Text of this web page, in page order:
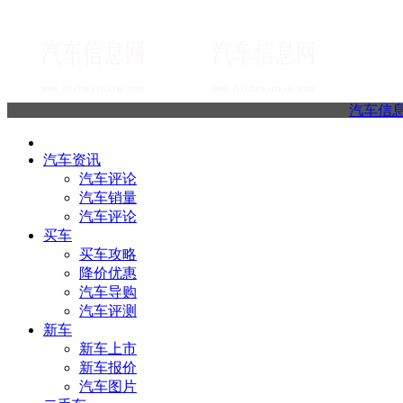
汽车信
汽车资讯
汽车评论
汽车销量
汽车评论
买车
买车攻略
降价优惠
汽车导购
汽车评测
新车
新车上市
新车报价
汽车图片